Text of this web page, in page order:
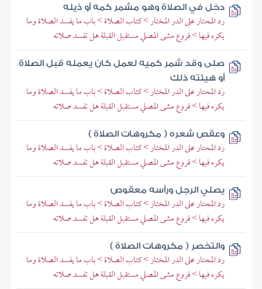
دخل في الصلاة وهو مشمر كمه أو ذيله
رد المحتار على الدر المختار > كتاب الصلاة > باب ما يفسد الصلاة وما
يكره فيها > فروع مشى المصلي مستقبل القبلة هل تفسد صلاته
صلى وقد شمر كميه لعمل كان يعمله قبل الصلاة
أو هيئته ذلك
رد المحتار على الدر المختار > كتاب الصلاة > باب ما يفسد الصلاة وما
يكره فيها > فروع مشى المصلي مستقبل القبلة هل تفسد صلاته
وعقص شعره ( مكروهات الصلاة )
رد المحتار على الدر المختار > كتاب الصلاة > باب ما يفسد الصلاة وما
يكره فيها > فروع مشى المصلي مستقبل القبلة هل تفسد صلاته
يصلي الرجل ورأسه معقوص
رد المحتار على الدر المختار > كتاب الصلاة > باب ما يفسد الصلاة وما
يكره فيها > فروع مشى المصلي مستقبل القبلة هل تفسد صلاته
والتخصر ( مكروهات الصلاة )
رد المحتار على الدر المختار > كتاب الصلاة > باب ما يفسد الصلاة وما
يكره فيها > فروع مشى المصلي مستقبل القبلة هل تفسد صلاته